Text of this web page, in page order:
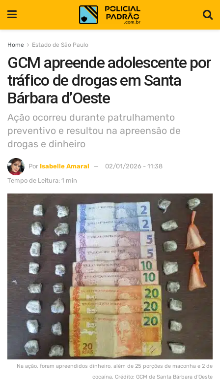
Home Estado de São Paulo
GCM apreende adolescente por
tráfico de drogas em Santa
Bárbara d’Oeste
Ação ocorreu durante patrulhamento
preventivo e resultou na apreensão de
drogas e dinheiro
Por Isabelle Amaral
02/01/2026 - 11:38
Tempo de Leitura: 1 min
Na ação, foram apreendidos dinheiro, além de 25 porções de maconha e 2 de
cocaína. Crédito: GCM de Santa Bárbara d'Oeste